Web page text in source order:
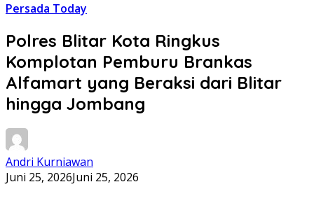
Persada Today
Polres Blitar Kota Ringkus
Komplotan Pemburu Brankas
Alfamart yang Beraksi dari Blitar
hingga Jombang
Andri Kurniawan
Juni 25, 2026Juni 25, 2026